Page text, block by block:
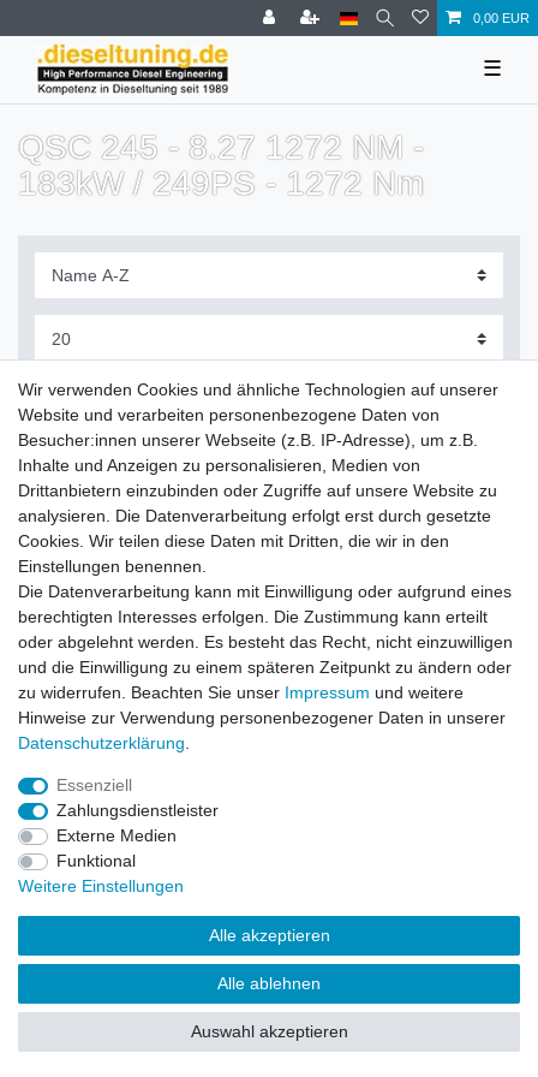
0,00 EUR
☰
QSC 245 - 8.27 1272 NM -
183kW / 249PS - 1272 Nm
Filter
Zahlung und Versand
Impressum Daten­schutz­erklärung AGB
Barrierefreiheitserklärung Widerrufs­recht
Vertrag widerrufen
© Copyright 2026 | Alle Rechte vorbehalten.
Wir verwenden Cookies und ähnliche Technologien auf unserer
Website und verarbeiten personenbezogene Daten von
Besucher:innen unserer Webseite (z.B. IP-Adresse), um z.B.
Inhalte und Anzeigen zu personalisieren, Medien von
Drittanbietern einzubinden oder Zugriffe auf unsere Website zu
analysieren. Die Datenverarbeitung erfolgt erst durch gesetzte
Cookies. Wir teilen diese Daten mit Dritten, die wir in den
Einstellungen benennen.
Die Datenverarbeitung kann mit Einwilligung oder aufgrund eines
berechtigten Interesses erfolgen. Die Zustimmung kann erteilt
oder abgelehnt werden. Es besteht das Recht, nicht einzuwilligen
und die Einwilligung zu einem späteren Zeitpunkt zu ändern oder
zu widerrufen. Beachten Sie unser Impressum und weitere
Hinweise zur Verwendung personenbezogener Daten in unserer
Daten­schutz­erklärung
Essenziell
Zahlungsdienstleister
Externe Medien
Funktional
Weitere Einstellungen
Alle akzeptieren
Alle ablehnen
Auswahl akzeptieren